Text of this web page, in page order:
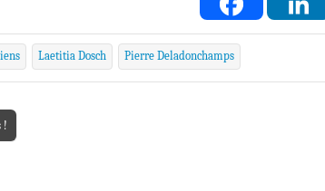
Laetitia Dosch Pierre Deladonchamps
!